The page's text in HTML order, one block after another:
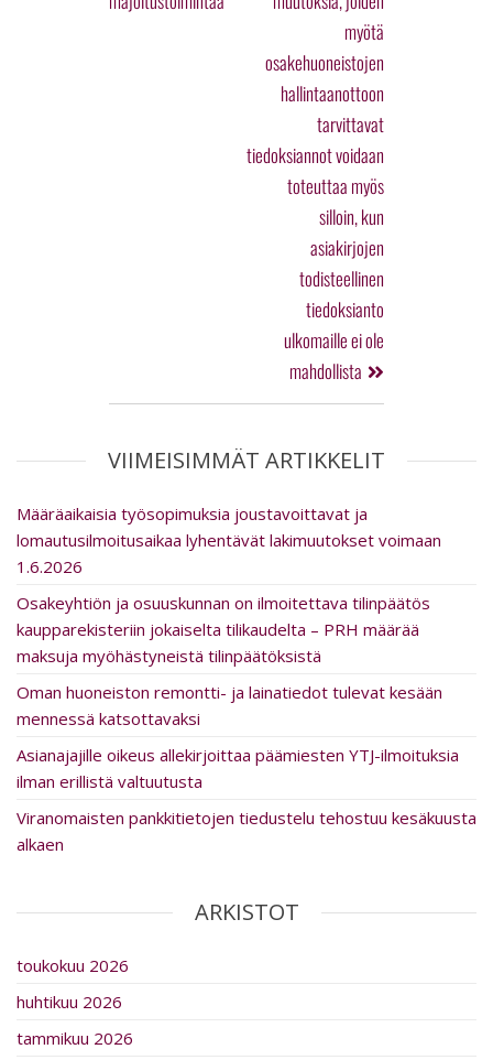
myötä
osakehuoneistojen
hallintaanottoon
tarvittavat
tiedoksiannot voidaan
toteuttaa myös
silloin, kun
asiakirjojen
todisteellinen
tiedoksianto
ulkomaille ei ole
mahdollista
VIIMEISIMMÄT ARTIKKELIT
Määräaikaisia työsopimuksia joustavoittavat ja
lomautusilmoitusaikaa lyhentävät lakimuutokset voimaan
1.6.2026
Osakeyhtiön ja osuuskunnan on ilmoitettava tilinpäätös
kaupparekisteriin jokaiselta tilikaudelta – PRH määrää
maksuja myöhästyneistä tilinpäätöksistä
Oman huoneiston remontti- ja lainatiedot tulevat kesään
mennessä katsottavaksi
Asia­na­ja­jille oikeus al­le­kir­joit­taa päämiesten YTJ-ilmoituksia
ilman erillistä valtuutusta
Viranomaisten pankkitietojen tiedustelu tehostuu kesäkuusta
alkaen
ARKISTOT
toukokuu 2026
huhtikuu 2026
tammikuu 2026